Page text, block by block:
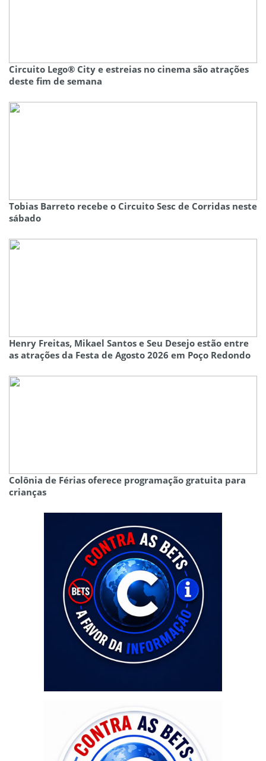
Circuito Lego® City e estreias no cinema são atrações
deste fim de semana
Tobias Barreto recebe o Circuito Sesc de Corridas neste
sábado
Henry Freitas, Mikael Santos e Seu Desejo estão entre
as atrações da Festa de Agosto 2026 em Poço Redondo
Colônia de Férias oferece programação gratuita para
crianças